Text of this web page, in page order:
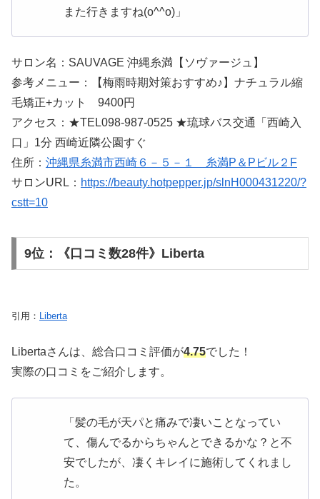
また行きますね(o^^o)」
サロン名：SAUVAGE 沖縄糸満【ソヴァージュ】
参考メニュー：【梅雨時期対策おすすめ♪】ナチュラル縮
毛矯正+カット 9400円
アクセス：★TEL098-987-0525 ★琉球バス交通「西崎入
口」1分 西崎近隣公園すぐ
住所： 沖縄県糸満市西崎６－５－１ 糸満P＆Pビル２F
サロンURL： https://beauty.hotpepper.jp/slnH000431220/?
cstt=10
9位：《口コミ数28件》Liberta
引用： Liberta
Libertaさんは、総合口コミ評価が4.75でした！
実際の口コミをご紹介します。
「髪の毛が天パと痛みで凄いことなってい
て、傷んでるからちゃんとできるかな？と不
安でしたが、凄くキレイに施術してくれまし
た。